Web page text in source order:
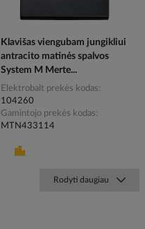
Klavišas viengubam jungikliui
antracito matinės spalvos
System M Merte...
Elektrobalt prekės kodas
104260
Gamintojo prekės kodas
MTN433114
Rodyti daugiau